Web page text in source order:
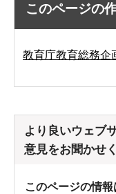
このページの
教育庁教育総務企
より良いウェブ
意見をお聞かせ
このページの情